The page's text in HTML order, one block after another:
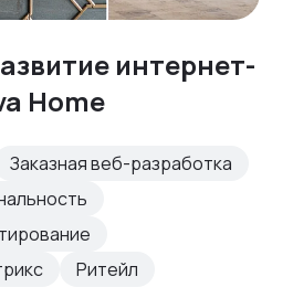
интернет-
Home
Заказная веб-разработка
Ритейл